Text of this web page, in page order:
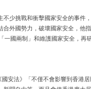
少挑戰和衝擊國家安全的事件
外國勢力，破壞國家安全，他
一國兩制」和維護國家安全，再
安法》「不僅不會影響到香港